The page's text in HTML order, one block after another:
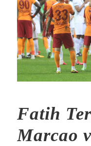
Fatih
Marcao